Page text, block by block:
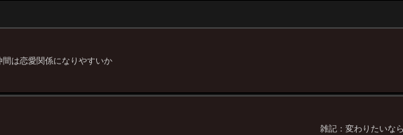
間は恋愛関係になりやすいか
雑記：変わりたいな